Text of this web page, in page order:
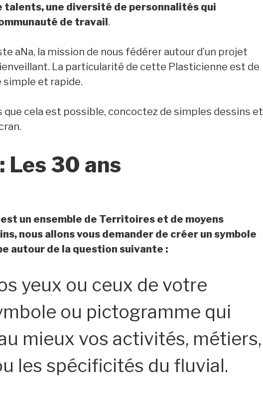
une diversité de personnalités qui
de travail.
aNa, la mission de nous fédérer autour d’un projet
La particularité de cette Plasticienne est de
et rapide.
que cela est possible, concoctez de simples dessins et
Les 30 ans
un ensemble de Territoires et de moyens
nous allons vous demander de créer un symbole
autour de la question suivante :
yeux ou ceux de votre
ou pictogramme qui
mieux vos activités, métiers,
les spécificités du fluvial.